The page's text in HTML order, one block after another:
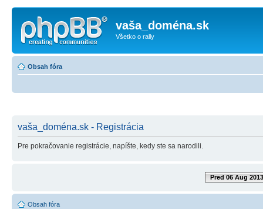
vaša_doména.sk
Všetko o rally
Obsah fóra
vaša_doména.sk - Registrácia
Pre pokračovanie registrácie, napíšte, kedy ste sa narodili.
Pred 06 Aug 2013
Obsah fóra